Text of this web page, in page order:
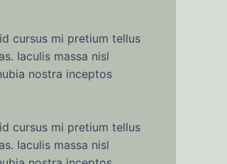
cursus mi pretium tellus
Iaculis massa nisl
nostra inceptos
cursus mi pretium tellus
Iaculis massa nisl